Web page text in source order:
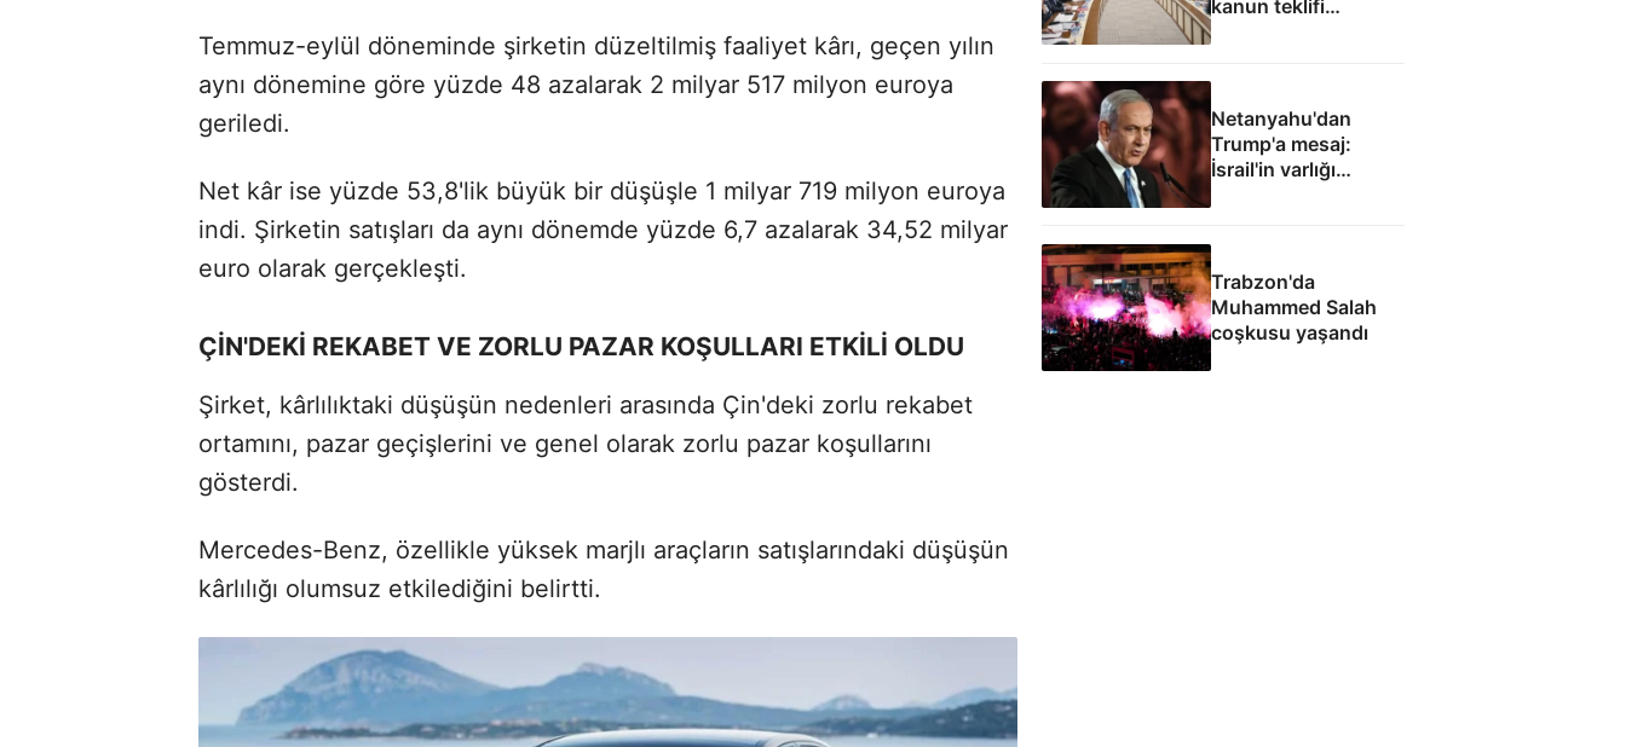
Temmuz-eylül döneminde şirketin düzeltilmiş faaliyet kârı, geçen yılın
aynı dönemine göre yüzde 48 azalarak 2 milyar 517 milyon euroya
geriledi.
Net kâr ise yüzde 53,8'lik büyük bir düşüşle 1 milyar 719 milyon euroya
indi. Şirketin satışları da aynı dönemde yüzde 6,7 azalarak 34,52 milyar
euro olarak gerçekleşti.
ÇİN'DEKİ REKABET VE ZORLU PAZAR KOŞULLARI ETKİLİ OLDU
Şirket, kârlılıktaki düşüşün nedenleri arasında Çin'deki zorlu rekabet
ortamını, pazar geçişlerini ve genel olarak zorlu pazar koşullarını
gösterdi.
Mercedes-Benz, özellikle yüksek marjlı araçların satışlarındaki düşüşün
kârlılığı olumsuz etkilediğini belirtti.
kanun teklifi
komisyondan geçti
Netanyahu'dan
Trump'a mesaj:
İsrail'in varlığı
Trabzon'da
Muhammed Salah
coşkusu yaşandı